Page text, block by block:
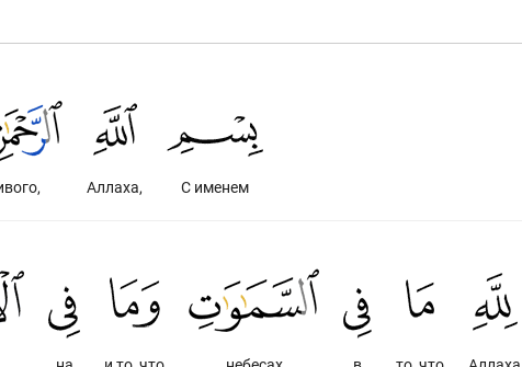
С именем
Аллаха,